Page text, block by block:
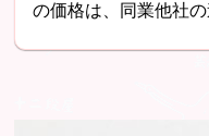
の価格は、同業他社